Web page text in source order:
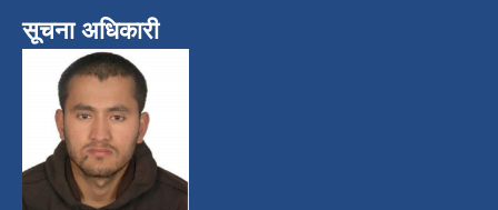
सूचना अधिकारी